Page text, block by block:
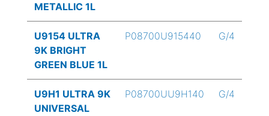
METALLIC 1L
U9154 ULTRA
9K BRIGHT
GREEN BLUE 1L
P08700U915440 G/4
U9H1 ULTRA 9K
UNIVERSAL
P08700UU9H140 G/4